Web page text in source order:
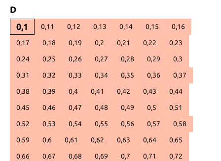
Dauswählen
0,1
0,11 0,12 0,13 0,14 0,15 0,16
0,17 0,18 0,19 0,2 0,21 0,22 0,23
0,24 0,25 0,26 0,27 0,28 0,29 0,3
0,31 0,32 0,33 0,34 0,35 0,36 0,37
0,38 0,39 0,4 0,41 0,42 0,43 0,44
0,45 0,46 0,47 0,48 0,49 0,5 0,51
0,52 0,53 0,54 0,55 0,56 0,57 0,58
0,59 0,6 0,61 0,62 0,63 0,64 0,65
0,66 0,67 0,68 0,69 0,7 0,71 0,72